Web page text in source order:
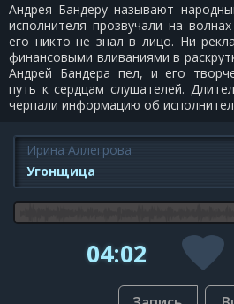
Андрея Бандеру называют
исполнителя прозвучали на
его никто не знал в лицо. Ни
финансовыми вливаниями в
Андрей Бандера пел, и его
путь к сердцам слушателей.
черпали информацию об
Ирина Аллегрова
Угонщица
04:02